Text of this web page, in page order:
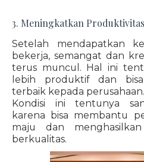
3. Meningkatkan
Setelah mendapatkan
bekerja, semangat dan
terus muncul. Hal ini
lebih produktif dan
terbaik kepada perusahaan.
Kondisi ini tentunya
karena bisa membantu
maju dan
berkualitas.